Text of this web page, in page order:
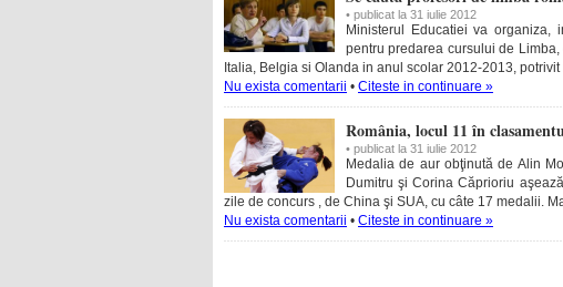
• publicat la 31 iulie 2012
Ministerul Educatiei va organiza,
pentru predarea cursului de
Italia, Belgia si Olanda in anul scolar 2012-2013,
Nu exista comentarii • Citeste in continuare »
România, locul 11 în
• publicat la 31 iulie 2012
Medalia de aur obţinută de Alin
Dumitru şi Corina Căprioriu
zile de concurs , de China şi SUA, cu câte 17 medalii.
Nu exista comentarii • Citeste in continuare »